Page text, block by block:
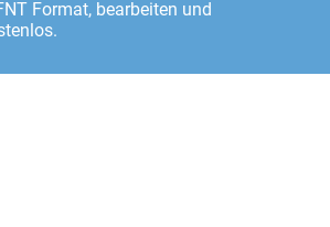
Format, bearbeiten und